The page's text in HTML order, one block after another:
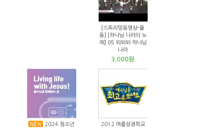
[스트리밍동영상-율
동] [하나님 나라의 노
래] 05 와와와 하나님
나라
3,000원
2024 청소년
2012 여름성경학교